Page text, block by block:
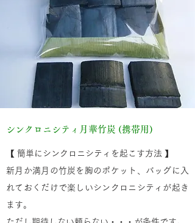
シンクロニシティ月華竹炭 (携帯用)
【 簡単にシンクロニシティを起こす方法 】
新月か満月の竹炭を胸のポケット、バッグに入
れておくだけで楽しいシンクロニシティが起き
ます。